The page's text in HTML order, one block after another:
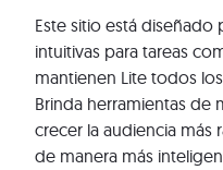
Este sitio está diseñado
intuitivas para tareas
mantienen Lite todos
Brinda herramientas de
crecer la audiencia más
de manera más